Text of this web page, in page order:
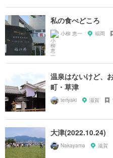
私の食べどころ
小柳 恵一 福岡
温泉はないけど、
町・草津
teriyaki 滋賀
大津(2022.10.24)
Nakayama 滋賀